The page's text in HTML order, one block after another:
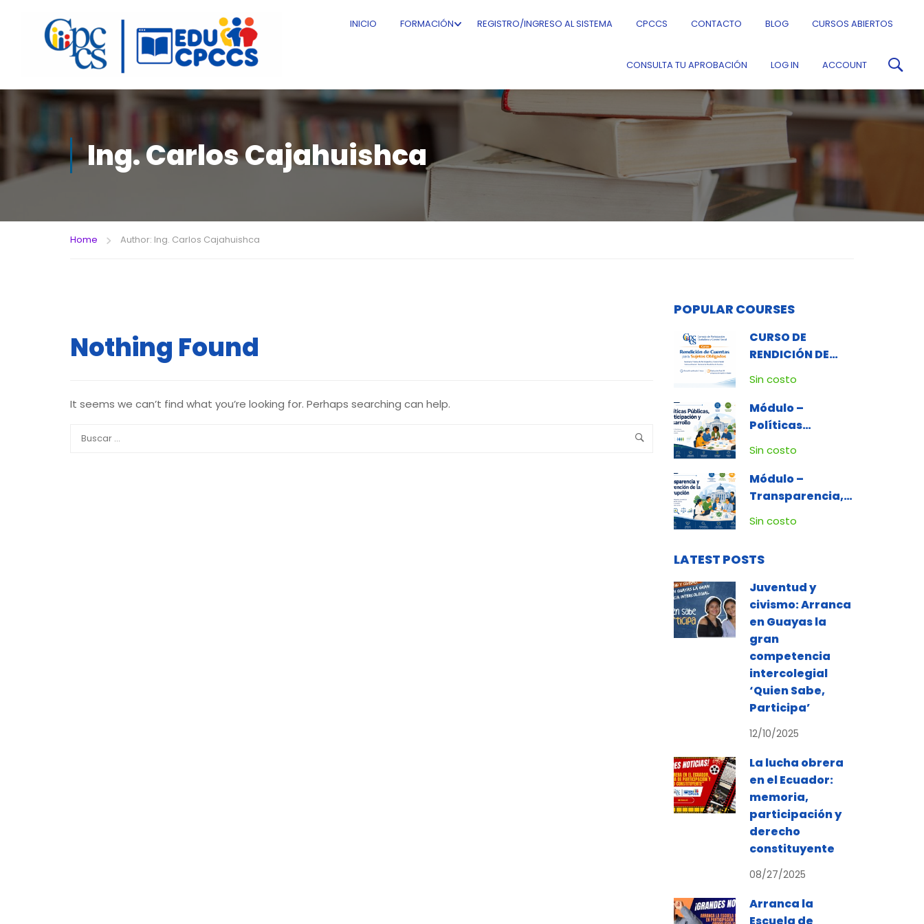
INICIO FORMACIÓN REGISTRO/INGRESO AL SISTEMA CPCCS CONTACTO BLOG CURSOS ABIERTOS
CONSULTA TU APROBACIÓN LOG IN ACCOUNT
Ing. Carlos Cajahuishca
Home Author: Ing. Carlos Cajahuishca
Nothing Found
It seems we can’t find what you’re looking for. Perhaps searching can help.
POPULAR COURSES
CURSO DE
RENDICIÓN DE
CUENTAS PARA
OBLIGADOS
Sin costo
Módulo –
Políticas
Públicas,
Desarrollo
Sin costo
Módulo –
Transparencia,
Ética e
Contra la
Corrupción
Sin costo
LATEST POSTS
Juventud y
civismo: Arranca
en Guayas la
gran
competencia
intercolegial
‘Quien Sabe,
Participa’
12/10/2025
La lucha obrera
en el Ecuador:
memoria,
participación y
derecho
constituyente
08/27/2025
Arranca la